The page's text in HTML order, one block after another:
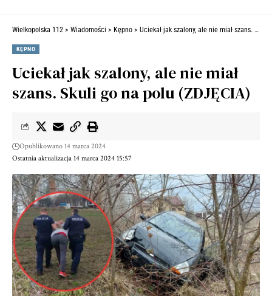
Wielkopolska 112 > Wiadomości > Kępno > Uciekał jak szalony, ale nie miał szans. Skuli go na polu (ZDJĘCIA)
KĘPNO
Uciekał jak szalony, ale nie miał
szans. Skuli go na polu (ZDJĘCIA)
Ostatnia aktualizacja 14 marca 2024 15:57
Opublikowano 14 marca 2024